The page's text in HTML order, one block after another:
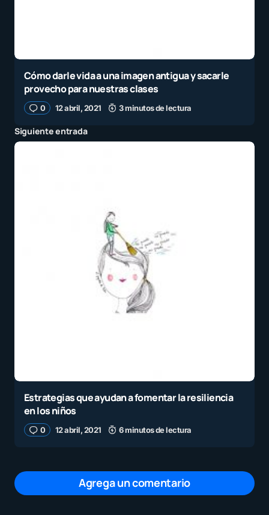
Cómo darle vida a una imagen antigua y sacarle
provecho para nuestras clases
0 12 abril, 2021 3 minutos de lectura
Siguiente entrada
Estrategias que ayudan a fomentar la resiliencia
en los niños
0 12 abril, 2021 6 minutos de lectura
Agrega un comentario